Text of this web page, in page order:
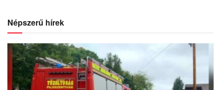
Népszerű hírek